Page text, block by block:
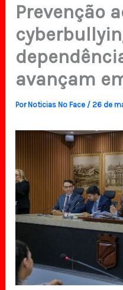
Prevenção
avançam
PorNoticias No Face /26 de